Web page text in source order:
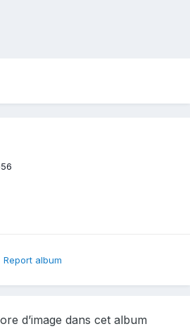
Report album
d’image dans cet album